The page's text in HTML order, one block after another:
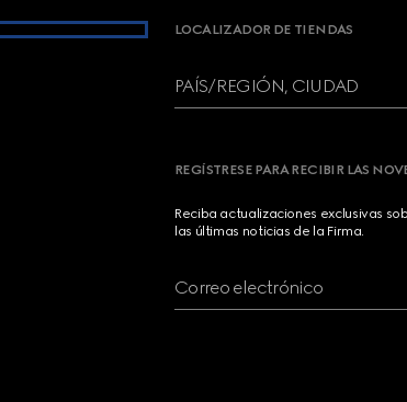
LOCALIZADOR DE TIENDAS
PAÍS/REGIÓN, CIUDAD
REGÍSTRESE PARA RECIBIR LAS
Reciba actualizaciones exclusivas
las últimas noticias de la Firma.
Correo electrónico